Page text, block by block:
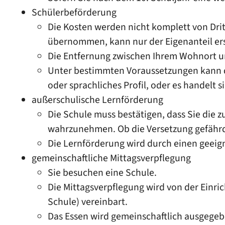
Schülerbeförderung
Die Kosten werden nicht komplett von
übernommen, kann nur der Eigenanteil
Die Entfernung zwischen Ihrem Wohnort
Unter bestimmten Voraussetzungen
oder sprachliches Profil, oder es handelt
außerschulische Lernförderung
Die Schule muss bestätigen, dass Sie
wahrzunehmen. Ob die Versetzung
Die Lernförderung wird durch einen
gemeinschaftliche Mittagsverpflegung
Sie besuchen eine Schule.
Die Mittagsverpflegung wird von der
Schule) vereinbart.
Das Essen wird gemeinschaftlich